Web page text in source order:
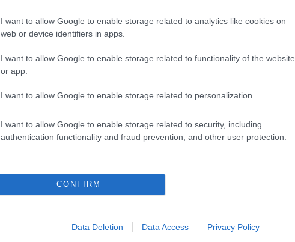
I want to allow Google to enable storage related to analytics like cookies on
web or device identifiers in apps.
I want to allow Google to enable storage related to functionality of the website
or app.
I want to allow Google to enable storage related to personalization.
I want to allow Google to enable storage related to security, including
authentication functionality and fraud prevention, and other user protection.
CONFIRM
Data Deletion Data Access Privacy Policy